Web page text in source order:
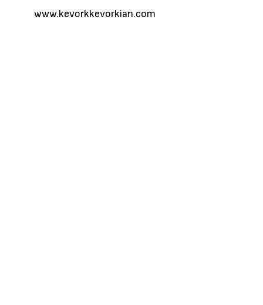
www.kevorkkevorkian.com